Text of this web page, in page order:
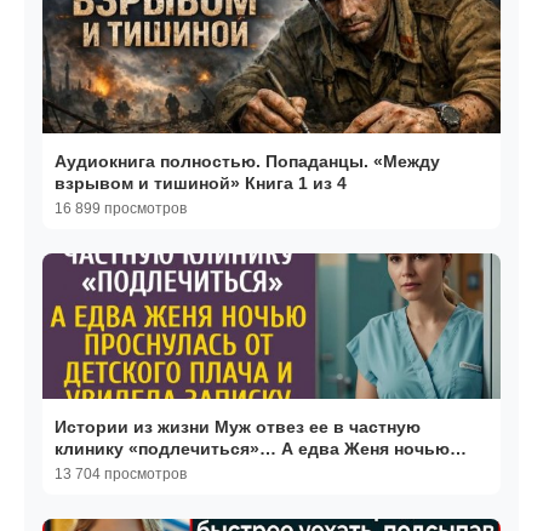
Аудиокнига полностью. Попаданцы. «Между
взрывом и тишиной» Книга 1 из 4
16 899 просмотров
Истории из жизни Муж отвез ее в частную
клинику «подлечиться»… А едва Женя ночью
проснулась от плача
13 704 просмотров